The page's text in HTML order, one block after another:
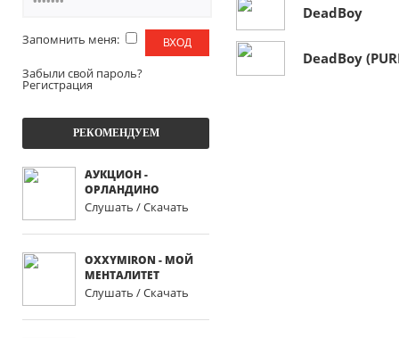
Запомнить меня:
Забыли свой пароль?
Регистрация
РЕКОМЕНДУЕМ
АУКЦИОН -
ОРЛАНДИНО
Слушать / Скачать
OXXYMIRON - МОЙ
МЕНТАЛИТЕТ
Слушать / Скачать
DeadBoy
DeadBoy